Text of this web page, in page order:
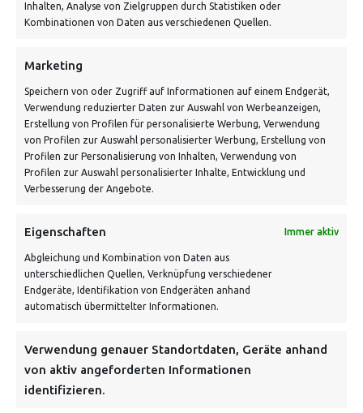
Inhalten, Analyse von Zielgruppen durch Statistiken oder
Kombinationen von Daten aus verschiedenen Quellen.
Marketing
Speichern von oder Zugriff auf Informationen auf einem Endgerät,
Verwendung reduzierter Daten zur Auswahl von Werbeanzeigen,
Erstellung von Profilen für personalisierte Werbung, Verwendung
von Profilen zur Auswahl personalisierter Werbung, Erstellung von
Profilen zur Personalisierung von Inhalten, Verwendung von
Profilen zur Auswahl personalisierter Inhalte, Entwicklung und
Verbesserung der Angebote.
Eigenschaften Immer aktiv
Abgleichung und Kombination von Daten aus
unterschiedlichen Quellen, Verknüpfung verschiedener
Endgeräte, Identifikation von Endgeräten anhand
automatisch übermittelter Informationen.
Verwendung genauer Standortdaten, Geräte anhand
von aktiv angeforderten Informationen
identifizieren.
VERSANDKOSTENHINWEIS:
NEWSLETTER
Danke, deine Registrierung war erfolgreich! Bitte prüfe